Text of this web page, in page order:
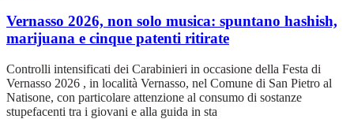
Vernasso 2026, non solo musica: spuntano hashish,
marijuana e cinque patenti ritirate
Controlli intensificati dei Carabinieri in occasione della Festa di
Vernasso 2026 , in località Vernasso, nel Comune di San Pietro al
Natisone, con particolare attenzione al consumo di sostanze
stupefacenti tra i giovani e alla guida in sta